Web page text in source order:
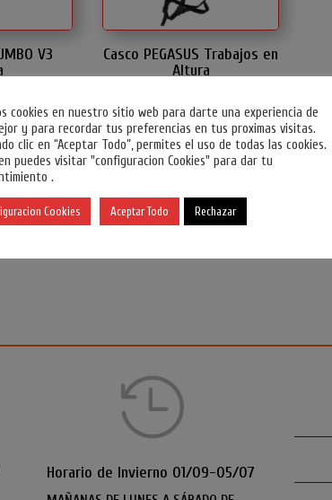
V3
solo para
Inicia
Casco PEGASUS Trabajos en
Altura
Precio disponible solo para
usuarios registrados. Inicia

Horario de Invierno 01/09-05/07
cookies en nuestro sitio web para darte una experiencia de
y para recordar tus preferencias en tus proximas visitas.
clic en “Aceptar Todo”, permites el uso de todas las cookies.
puedes visitar "configuracion Cookies" para dar tu
.
Cookies Aceptar Todo Rechazar